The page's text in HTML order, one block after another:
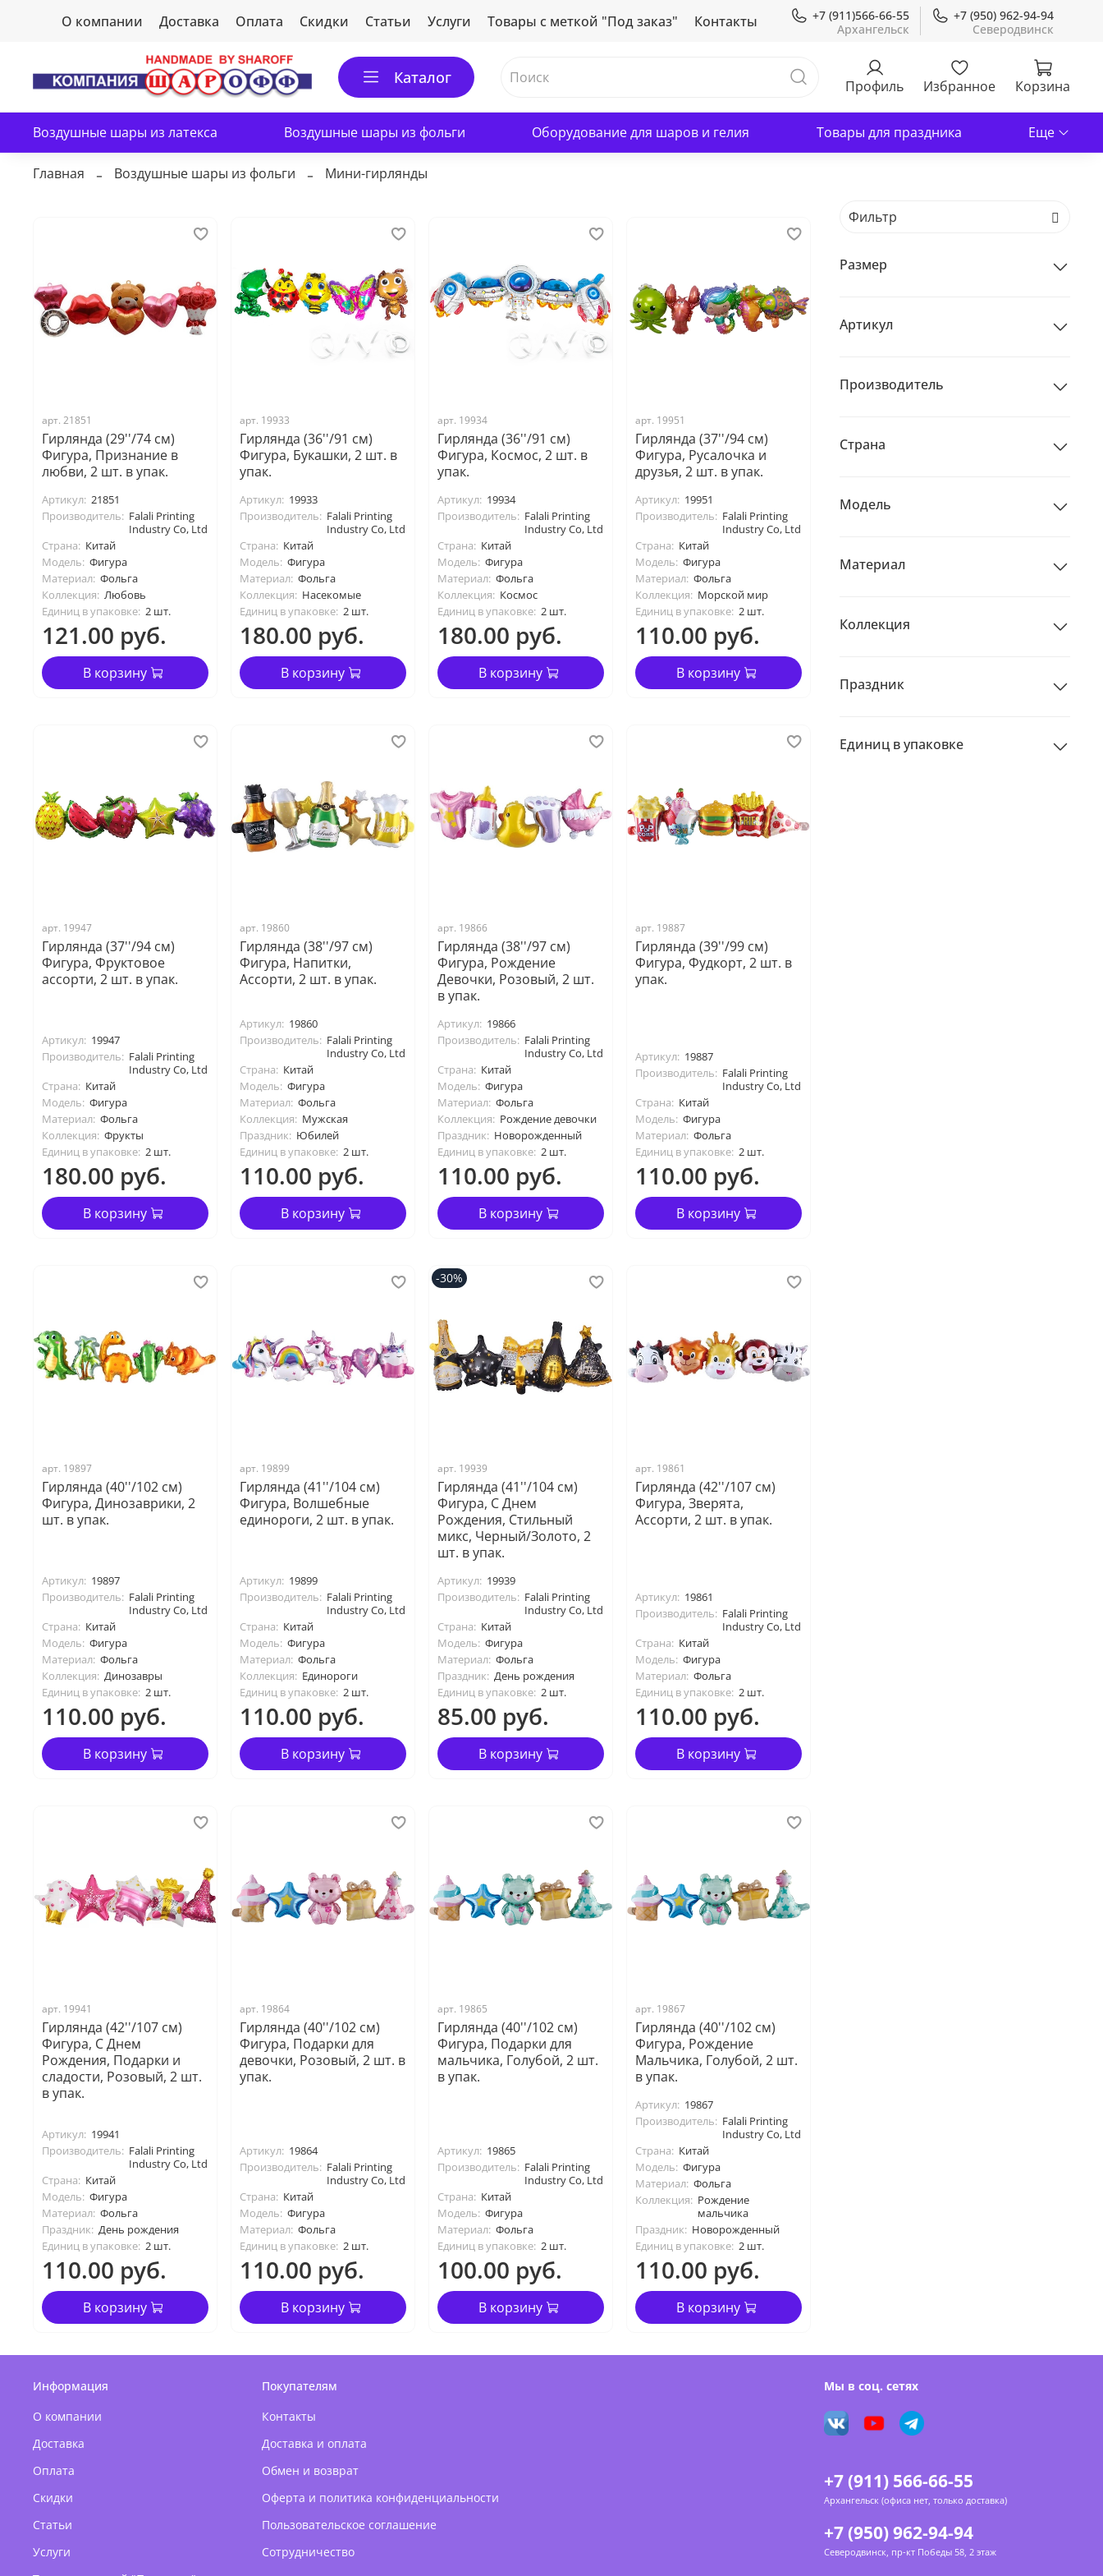
О компании Доставка Оплата Скидки Статьи Услуги Товары с меткой "Под заказ" Контакты +7 (911)566-66-55 +7 (950) 962-94-94
Каталог Профиль Избранное Корзина
Воздушные шары из латекса Воздушные шары из фольги Оборудование для шаров и гелия Товары для праздника Еще
Главная Воздушные шары из фольги Мини-гирлянды
арт. 21851
Гирлянда (29''/74 см)
Фигура, Признание в
любви, 2 шт. в упак.
Артикул: 21851
Производитель: Falali Printing
Industry Co, Ltd
Страна: Китай
Модель: Фигура
Материал: Фольга
Коллекция: Любовь
Единиц в упаковке: 2 шт.
121.00 руб.
В корзину
арт. 19933
Гирлянда (36''/91 см)
Фигура, Букашки, 2 шт. в
упак.
Артикул: 19933
Производитель: Falali Printing
Industry Co, Ltd
Страна: Китай
Модель: Фигура
Материал: Фольга
Коллекция: Насекомые
Единиц в упаковке: 2 шт.
180.00 руб.
В корзину
арт. 19934
Гирлянда (36''/91 см)
Фигура, Космос, 2 шт. в
упак.
Артикул: 19934
Производитель: Falali Printing
Industry Co, Ltd
Страна: Китай
Модель: Фигура
Материал: Фольга
Коллекция: Космос
Единиц в упаковке: 2 шт.
180.00 руб.
В корзину
арт. 19951
Гирлянда (37''/94 см)
Фигура, Русалочка и
друзья, 2 шт. в упак.
Артикул: 19951
Производитель: Falali Printing
Industry Co, Ltd
Страна: Китай
Модель: Фигура
Материал: Фольга
Коллекция: Морской мир
Единиц в упаковке: 2 шт.
110.00 руб.
В корзину
арт. 19947
Гирлянда (37''/94 см)
Фигура, Фруктовое
ассорти, 2 шт. в упак.
Артикул: 19947
Производитель: Falali Printing
Industry Co, Ltd
Страна: Китай
Модель: Фигура
Материал: Фольга
Коллекция: Фрукты
Единиц в упаковке: 2 шт.
180.00 руб.
В корзину
арт. 19860
Гирлянда (38''/97 см)
Фигура, Напитки,
Ассорти, 2 шт. в упак.
Артикул: 19860
Производитель: Falali Printing
Industry Co, Ltd
Страна: Китай
Модель: Фигура
Материал: Фольга
Коллекция: Мужская
Праздник: Юбилей
Единиц в упаковке: 2 шт.
110.00 руб.
В корзину
арт. 19866
Гирлянда (38''/97 см)
Фигура, Рождение
Девочки, Розовый, 2 шт.
в упак.
Артикул: 19866
Производитель: Falali Printing
Industry Co, Ltd
Страна: Китай
Модель: Фигура
Материал: Фольга
Коллекция: Рождение девочки
Праздник: Новорожденный
Единиц в упаковке: 2 шт.
110.00 руб.
В корзину
арт. 19887
Гирлянда (39''/99 см)
Фигура, Фудкорт, 2 шт. в
упак.
Артикул: 19887
Производитель: Falali Printing
Industry Co, Ltd
Страна: Китай
Модель: Фигура
Материал: Фольга
Единиц в упаковке: 2 шт.
110.00 руб.
В корзину
арт. 19897
Гирлянда (40''/102 см)
Фигура, Динозаврики, 2
шт. в упак.
Артикул: 19897
Производитель: Falali Printing
Industry Co, Ltd
Страна: Китай
Модель: Фигура
Материал: Фольга
Коллекция: Динозавры
Единиц в упаковке: 2 шт.
110.00 руб.
В корзину
арт. 19899
Гирлянда (41''/104 см)
Фигура, Волшебные
единороги, 2 шт. в упак.
Артикул: 19899
Производитель: Falali Printing
Industry Co, Ltd
Страна: Китай
Модель: Фигура
Материал: Фольга
Коллекция: Единороги
Единиц в упаковке: 2 шт.
110.00 руб.
В корзину
-30%
арт. 19939
Гирлянда (41''/104 см)
Фигура, С Днем
Рождения, Стильный
микс, Черный/Золото, 2
шт. в упак.
Артикул: 19939
Производитель: Falali Printing
Industry Co, Ltd
Страна: Китай
Модель: Фигура
Материал: Фольга
Праздник: День рождения
Единиц в упаковке: 2 шт.
85.00 руб.
В корзину
арт. 19861
Гирлянда (42''/107 см)
Фигура, Зверята,
Ассорти, 2 шт. в упак.
Артикул: 19861
Производитель: Falali Printing
Industry Co, Ltd
Страна: Китай
Модель: Фигура
Материал: Фольга
Единиц в упаковке: 2 шт.
110.00 руб.
В корзину
арт. 19941
Гирлянда (42''/107 см)
Фигура, С Днем
Рождения, Подарки и
сладости, Розовый, 2 шт.
в упак.
Артикул: 19941
Производитель: Falali Printing
Industry Co, Ltd
Страна: Китай
Модель: Фигура
Материал: Фольга
Праздник: День рождения
Единиц в упаковке: 2 шт.
110.00 руб.
В корзину
арт. 19864
Гирлянда (40''/102 см)
Фигура, Подарки для
девочки, Розовый, 2 шт. в
упак.
Артикул: 19864
Производитель: Falali Printing
Industry Co, Ltd
Страна: Китай
Модель: Фигура
Материал: Фольга
Единиц в упаковке: 2 шт.
110.00 руб.
В корзину
арт. 19865
Гирлянда (40''/102 см)
Фигура, Подарки для
мальчика, Голубой, 2 шт.
в упак.
Артикул: 19865
Производитель: Falali Printing
Industry Co, Ltd
Страна: Китай
Модель: Фигура
Материал: Фольга
Единиц в упаковке: 2 шт.
100.00 руб.
В корзину
арт. 19867
Гирлянда (40''/102 см)
Фигура, Рождение
Мальчика, Голубой, 2 шт.
в упак.
Артикул: 19867
Производитель: Falali Printing
Industry Co, Ltd
Страна: Китай
Модель: Фигура
Материал: Фольга
Коллекция: Рождение
мальчика
Праздник: Новорожденный
Единиц в упаковке: 2 шт.
110.00 руб.
В корзину
Размер
Артикул
Производитель
Страна
Модель
Материал
Коллекция
Праздник
Единиц в упаковке
Информация
О компании
Доставка
Оплата
Скидки
Статьи
Услуги
Покупателям
Контакты
Доставка и оплата
Обмен и возврат
Оферта и политика конфиденциальности
Пользовательское соглашение
Сотрудничество
Мы в соц. сетях
+7 (911) 566-66-55
Архангельск (офиса нет, только доставка)
+7 (950) 962-94-94
Северодвинск, пр-кт Победы 58, 2 этаж